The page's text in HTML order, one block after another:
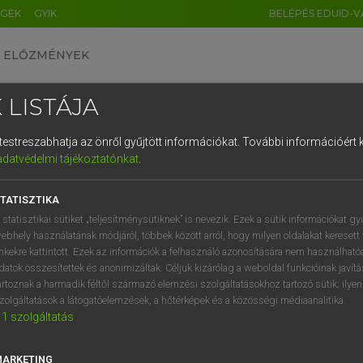
GYIK BELÉPÉS EDUID-
ELŐZMÉNYEK
szótár
VAN ELŐFIZETÉSED?
megtekintéséhez.
LISTÁJA
az önről gyűjtött információkat. További információért
tájékoztatónkat.
statisztikai sütiket „teljesítménysütiknek” is nevezik. Ezek a sütik információkat
használatának módjáról, többek között arról, hogy milyen oldalakat keresett
kattintott. Ezek az információk a felhasználó azonosítására nem
összesítettek és anonimizáltak. Céljuk kizárólag a weboldal funkcióinak
a harmadik féltől származó elemzési szolgáltatásokhoz tartozó sütik;
a látogatóelemzések, a hőtérképek és a közösségi médiaanalitika.
1 szolgáltatás
DE CN FR ES IT NL
1 2 3 4 5 6 7 8 9
q w e r t z u i
a s d f g h j k l é
í y x c v b n m , .